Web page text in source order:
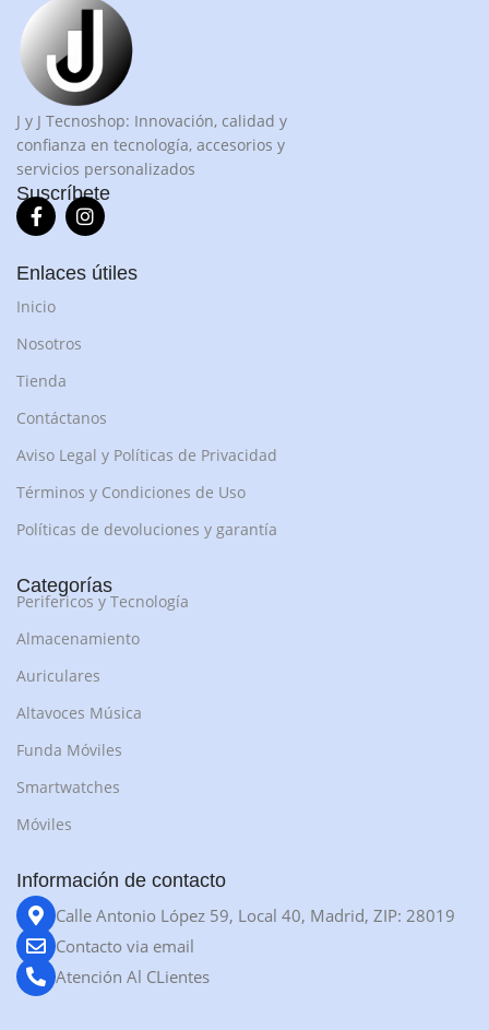
J y J Tecnoshop: Innovación, calidad y
confianza en tecnología, accesorios y
servicios personalizados
Suscríbete
Enlaces útiles
Inicio
Nosotros
Tienda
Contáctanos
Aviso Legal y Políticas de Privacidad
Términos y Condiciones de Uso
Políticas de devoluciones y garantía
Categorías
Perifericos y Tecnología
Almacenamiento
Auriculares
Altavoces Música
Funda Móviles
Smartwatches
Móviles
Información de contacto
Calle Antonio López 59, Local 40, Madrid, ZIP: 28019
Contacto via email
Atención Al CLientes